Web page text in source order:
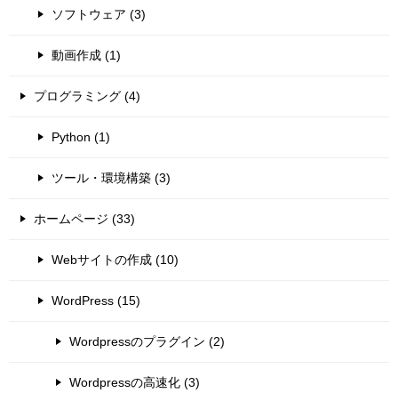
ソフトウェア (3)
動画作成 (1)
プログラミング (4)
Python (1)
ツール・環境構築 (3)
ホームページ (33)
Webサイトの作成 (10)
WordPress (15)
Wordpressのプラグイン (2)
Wordpressの高速化 (3)